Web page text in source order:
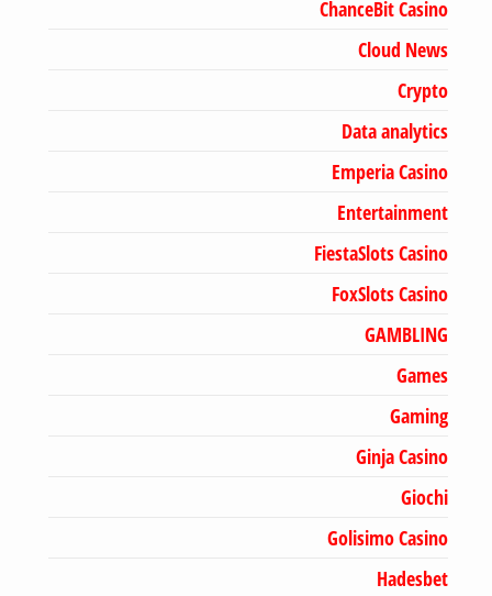
ChanceBit Casino
Cloud News
Crypto
Data analytics
Emperia Casino
Entertainment
FiestaSlots Casino
FoxSlots Casino
GAMBLING
Games
Gaming
Ginja Casino
Giochi
Golisimo Casino
Hadesbet